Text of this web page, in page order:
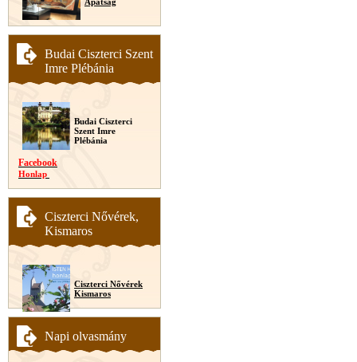
Budai Ciszterci Szent
Imre Plébánia
Budai Ciszterci
Szent Imre
Plébánia
Facebook
Honlap
Ciszterci Nővérek,
Kismaros
Ciszterci Nővérek
Kismaros
Napi olvasmány